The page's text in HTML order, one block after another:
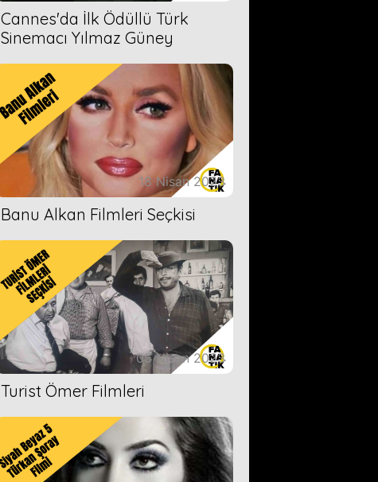
Cannes'da İlk Ödüllü Türk
Sinemacı Yılmaz Güney
18 Nisan 2023
Banu Alkan Filmleri Seçkisi
05 Nisan 2023
Turist Ömer Filmleri